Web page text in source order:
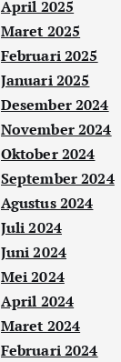
April 2025
Maret 2025
Februari 2025
Januari 2025
Desember 2024
November 2024
Oktober 2024
September 2024
Agustus 2024
Juli 2024
Juni 2024
Mei 2024
April 2024
Maret 2024
Februari 2024